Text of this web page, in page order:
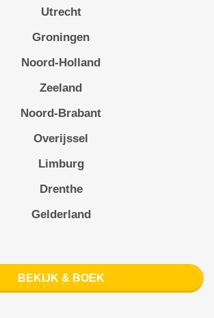
Utrecht
Groningen
Noord-Holland
Zeeland
Noord-Brabant
Overijssel
Limburg
Drenthe
Gelderland
BEKIJK & BOEK